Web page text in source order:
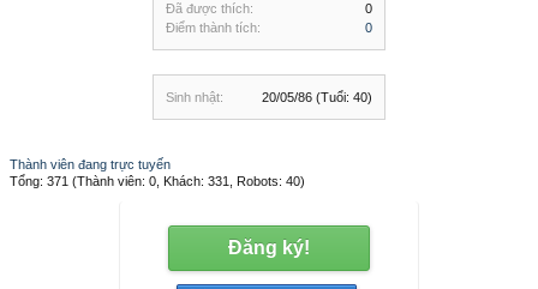
Đã được thích:
0
Điểm thành tích:
0
Sinh nhật: 20/05/86 (Tuổi: 40)
Thành viên đang trực tuyến
Tổng: 371 (Thành viên: 0, Khách: 331, Robots: 40)
Đăng ký!